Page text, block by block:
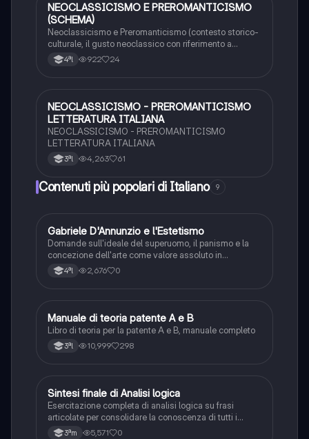
Italiano
NEOCLASSICISMO E PREROMANTICISMO
(SCHEMA)
Neoclassicismo e Preromanticismo (contesto storico-
culturale, il gusto neoclassico con riferimento a
Winckelmann, il gusto preromantico nei diversi paesi
europei, il romanzo in Italia e in Germania, le radici
4ªl 922 24
Italiano
NEOCLASSICISMO - PREROMANTICISMO
LETTERATURA ITALIANA
NEOCLASSICISMO - PREROMANTICISMO
LETTERATURA ITALIANA
3ªl 4,263 61
Contenuti più popolari di Italiano 9
GItaliano
Gabriele D'Annunzio e l'Estetismo
Domande sull'ideale del superuomo, il panismo e la
concezione dell'arte come valore assoluto in
D'Annunzio.
4ªl 2,676 0
Italiano
Manuale di teoria patente A e B
Libro di teoria per la patente A e B, manuale completo
3ªl 10,999 298
SItaliano
Sintesi finale di Analisi logica
Esercitazione completa di analisi logica su frasi
articolate per consolidare la conoscenza di tutti i
complementi.
3ªm 5,571 0